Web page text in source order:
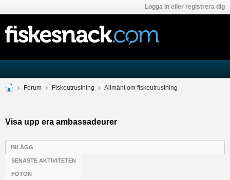
Logga in eller registrera dig
Forum Fiskeutrustning Allmänt om fiskeutrustning
Visa upp era ambassadeurer
INLÄGG
SENASTE AKTIVITETEN
FOTON